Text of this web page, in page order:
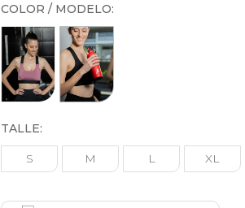
COLOR / MODELO:
TALLE:
S M L XL